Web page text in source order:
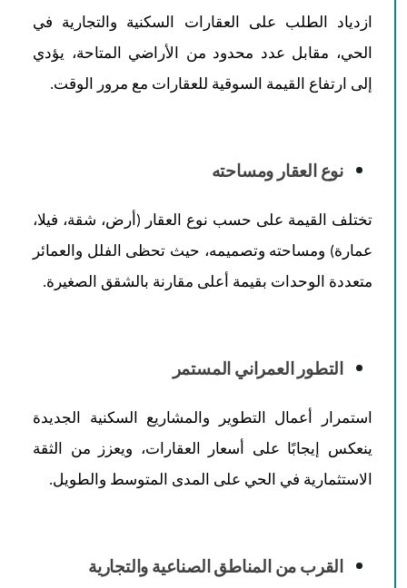
ازدياد الطلب على العقارات السكنية والتجارية في
الحي، مقابل عدد محدود من الأراضي المتاحة، يؤدي
إلى ارتفاع القيمة السوقية للعقارات مع مرور الوقت.
نوع العقار ومساحته
تختلف القيمة على حسب نوع العقار (أرض، شقة، فيلا،
عمارة) ومساحته وتصميمه، حيث تحظى الفلل والعمائر
متعددة الوحدات بقيمة أعلى مقارنة بالشقق الصغيرة.
التطور العمراني المستمر
استمرار أعمال التطوير والمشاريع السكنية الجديدة
ينعكس إيجابًا على أسعار العقارات، ويعزز من الثقة
الاستثمارية في الحي على المدى المتوسط والطويل.
القرب من المناطق الصناعية والتجارية